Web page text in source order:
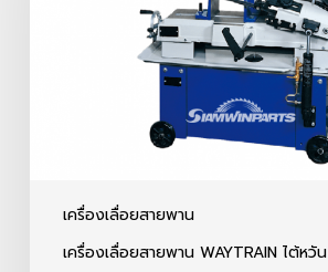
เครื่องเลื่อยสายพาน
เครื่องเลื่อยสายพาน WAYTRAIN ไต้หวัน